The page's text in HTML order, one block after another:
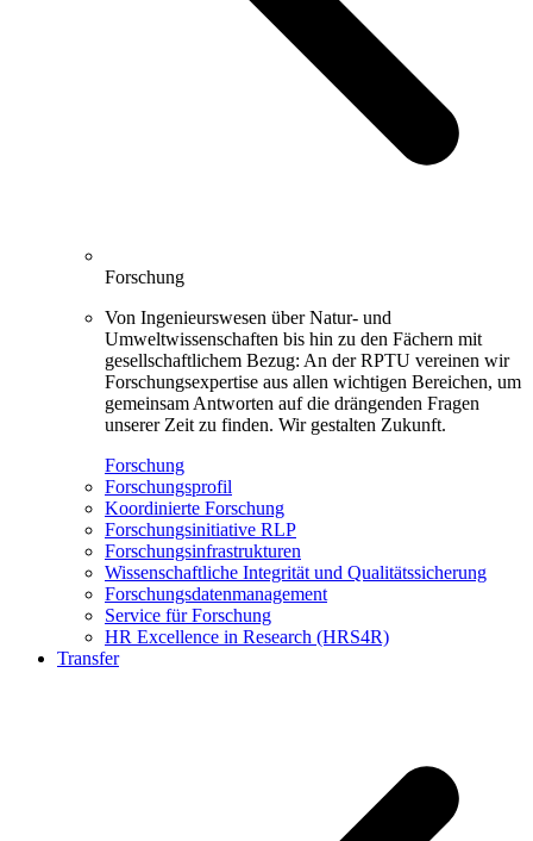
Forschung
Von Ingenieurswesen über Natur- und
Umweltwissenschaften bis hin zu den Fächern mit
gesellschaftlichem Bezug: An der RPTU vereinen wir
Forschungsexpertise aus allen wichtigen Bereichen, um
gemeinsam Antworten auf die drängenden Fragen
unserer Zeit zu finden. Wir gestalten Zukunft.
Forschung
Forschungsprofil
Koordinierte Forschung
Forschungsinitiative RLP
Forschungsinfrastrukturen
Wissenschaftliche Integrität und Qualitätssicherung
Forschungsdatenmanagement
Service für Forschung
HR Excellence in Research (HRS4R)
Transfer